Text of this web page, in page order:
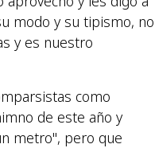
modo y su tipismo, no
y es nuestro
como
de este año y
metro", pero que